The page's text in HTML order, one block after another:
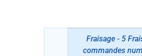
Fraisage - 5
commandes